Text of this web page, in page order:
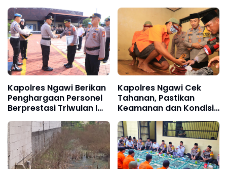
Kapolres Ngawi Berikan
Penghargaan Personel
Berprestasi Triwulan I
Tahun 2026
Kapolres Ngawi Cek
Tahanan, Pastikan
Keamanan dan Kondisi
Tetap Terjaga